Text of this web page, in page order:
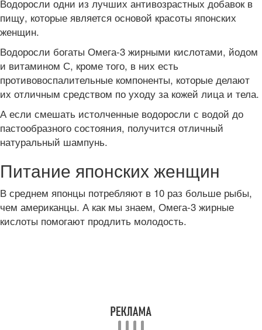
Водоросли одни из лучших антивозрастных добавок в
пищу, которые является основой красоты японских
женщин.
Водоросли богаты Омега-3 жирными кислотами, йодом
и витамином С, кроме того, в них есть
противовоспалительные компоненты, которые делают
их отличным средством по уходу за кожей лица и тела.
А если смешать истолченные водоросли с водой до
пастообразного состояния, получится отличный
натуральный шампунь.
Питание японских женщин
В среднем японцы потребляют в 10 раз больше рыбы,
чем американцы. А как мы знаем, Омега-3 жирные
кислоты помогают продлить молодость.